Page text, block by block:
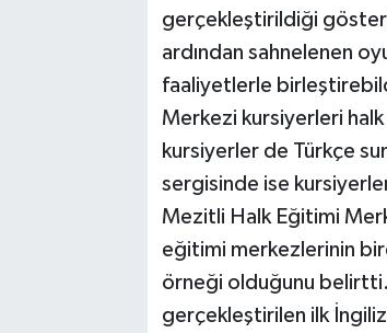
gerçekleştirildiği
ardından sahnelenen
faaliyetlerle
Merkezi kursiyerleri
kursiyerler de Türkçe
sergisinde ise
Mezitli Halk Eğitimi
eğitimi merkezlerinin
örneği olduğunu
gerçekleştirilen ilk